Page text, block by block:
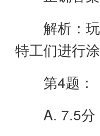
解析：
特工们进行
第4题：
A. 7.5分